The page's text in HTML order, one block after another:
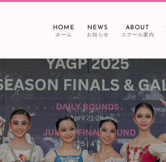
HOME
ホーム
NEWS
お知らせ
ABOUT
スクール案内